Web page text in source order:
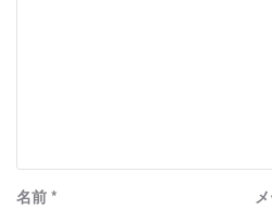
名前 *